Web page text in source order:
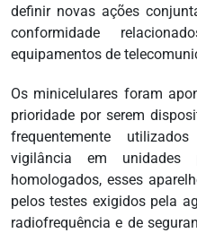
definir novas ações
conformidade
equipamentos de
Os minicelulares foram
prioridade por serem
frequentemente
vigilância em unidades
homologados, esses
pelos testes exigidos pela
radiofrequência e de